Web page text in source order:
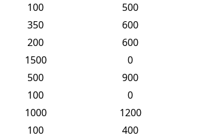
100
500
350
600
200
600
1500
0
500
900
100
0
1000
1200
100
400